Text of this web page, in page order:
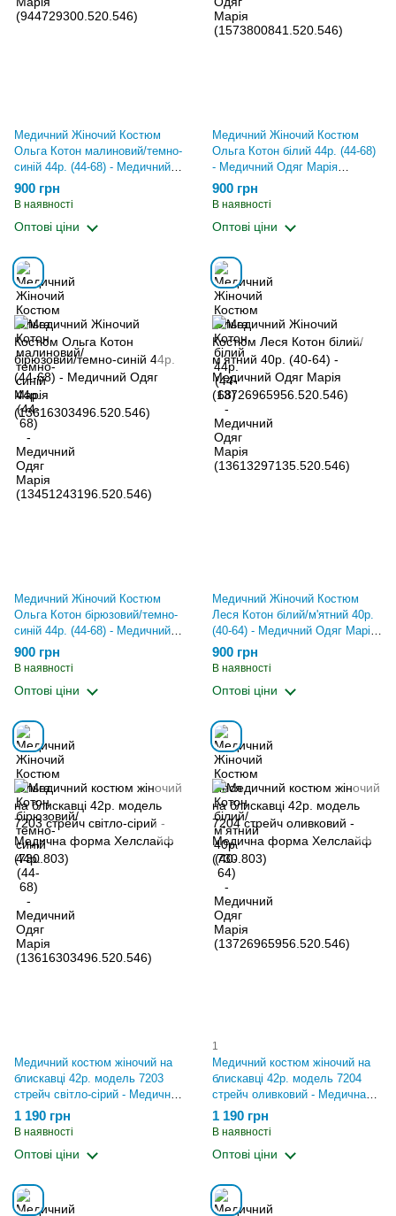
Медичний Жіночий Костюм
Ольга Котон малиновий/темно-
синій 44р. (44-68) - Медичний
Одяг Марія
(13451243196.520.546)
900 грн
В наявності
Оптові ціни
Медичний Жіночий Костюм
Ольга Котон білий 44р. (44-68)
- Медичний Одяг Марія
(13613297135.520.546)
900 грн
В наявності
Оптові ціни
Медичний Жіночий Костюм
Ольга Котон бірюзовий/темно-
синій 44р. (44-68) - Медичний
Одяг Марія
(13616303496.520.546)
900 грн
В наявності
Оптові ціни
Медичний Жіночий Костюм
Леся Котон білий/м'ятний 40р.
(40-64) - Медичний Одяг Марія
(13726965956.520.546)
900 грн
В наявності
Оптові ціни
Медичний костюм жіночий на
блискавці 42р. модель 7203
стрейч світло-сірий - Медична
форма Хелслайф (730.803)
1 190 грн
В наявності
Оптові ціни
1
Медичний костюм жіночий на
блискавці 42р. модель 7204
стрейч оливковий - Медична
форма Хелслайф (730.803)
1 190 грн
В наявності
Оптові ціни